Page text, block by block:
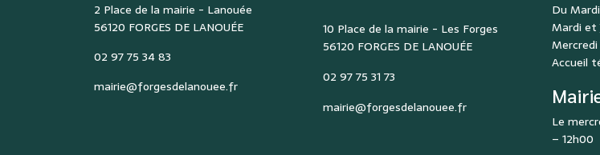
2 Place de la mairie - Lanouée
56120 FORGES DE LANOUÉE
02 97 75 34 83
mairie@forgesdelanouee.fr
10 Place de la mairie - Les Forges
56120 FORGES DE LANOUÉE
02 97 75 31 73
mairie@forgesdelanouee.fr
Du
Mardi et
Accueil
Le
– 12h00